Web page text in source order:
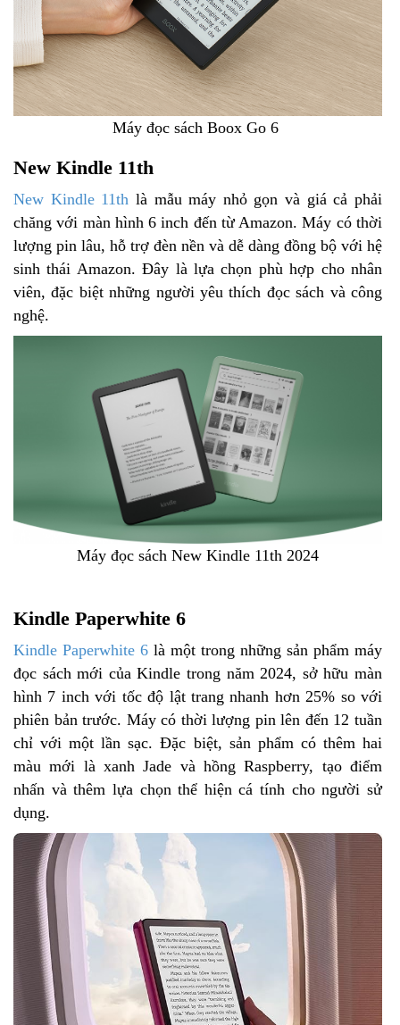
Máy đọc sách Boox Go 6
New Kindle 11th
New Kindle 11th là mẫu máy nhỏ gọn và giá cả phải
chăng với màn hình 6 inch đến từ Amazon. Máy có thời
lượng pin lâu, hỗ trợ đèn nền và dễ dàng đồng bộ với hệ
sinh thái Amazon. Đây là lựa chọn phù hợp cho nhân
viên, đặc biệt những người yêu thích đọc sách và công
nghệ.
Máy đọc sách New Kindle 11th 2024
Kindle Paperwhite 6
Kindle Paperwhite 6 là một trong những sản phẩm máy
đọc sách mới của Kindle trong năm 2024, sở hữu màn
hình 7 inch với tốc độ lật trang nhanh hơn 25% so với
phiên bản trước. Máy có thời lượng pin lên đến 12 tuần
chỉ với một lần sạc. Đặc biệt, sản phẩm có thêm hai
màu mới là xanh Jade và hồng Raspberry, tạo điểm
nhấn và thêm lựa chọn thể hiện cá tính cho người sử
dụng.